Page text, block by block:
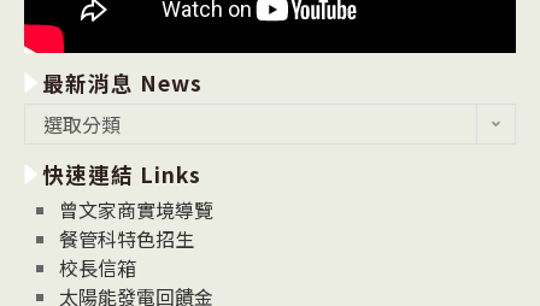
最新消息 News
消
息
News
選取分類
快速連結 Links
曾文家商實境導覽
餐管科特色招生
校長信箱
太陽能發電回饋金